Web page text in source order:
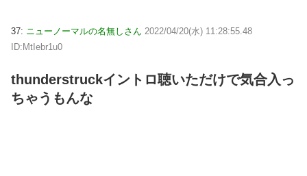
37: ニューノーマルの名無しさん 2022/04/20(水) 11:28:55.48
ID:MtIebr1u0
thunderstruckイントロ聴いただけで気合入っ
ちゃうもんな